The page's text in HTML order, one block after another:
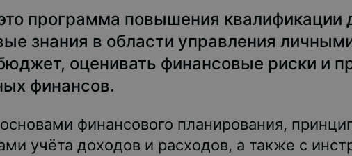
программа повышения квалификации
знания в области управления
оценивать финансовые риски и
финансов.
финансового планирования,
учёта доходов и расходов, а также с